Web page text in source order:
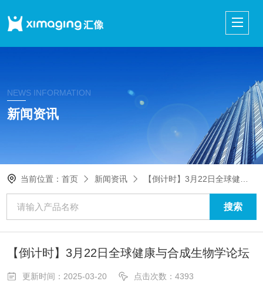
NEWS INFORMATION
新闻资讯
当前位置：首页 新闻资讯 【倒计时】3月22日全球健康与合成生物学论坛
【倒计时】3月22日全球健康与合成生物学论坛
更新时间：2025-03-20 点击次数：4393